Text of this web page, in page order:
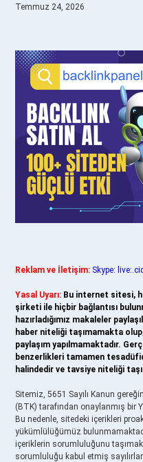
Temmuz 24, 2026
Reklam ve İletişim: Skype:
Yasal Uyarı: Bu internet sitesi,
şirketi ile hiçbir bağlantısı
hazırladığımız makaleler
haber niteliği taşımamakta
paylaşım yapılmamaktadır.
benzerlikleri tamamen
halindedir ve tavsiye niteliği
Sitemiz, 5651 Sayılı Kanun
(BTK) tarafından onaylanmış bir
Bu nedenle, sitedeki içerikleri
yükümlülüğümüz
içeriklerin sorumluluğunu
sorumluluğu kabul etmiş sayılırlar.